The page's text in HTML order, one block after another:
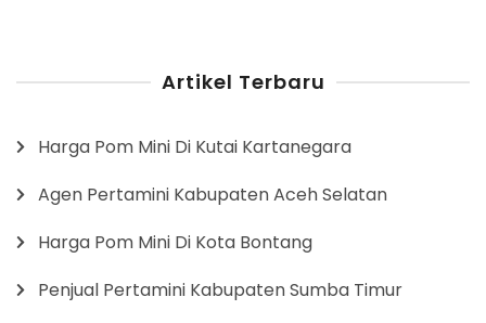
Artikel Terbaru
Harga Pom Mini Di Kutai Kartanegara
Agen Pertamini Kabupaten Aceh Selatan
Harga Pom Mini Di Kota Bontang
Penjual Pertamini Kabupaten Sumba Timur